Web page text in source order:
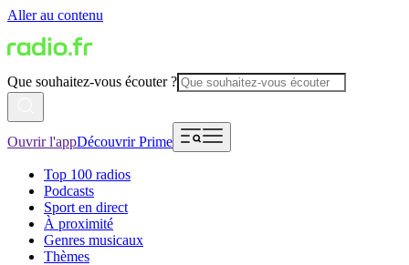
Aller au contenu
Que souhaitez-vous écouter ?
Ouvrir l'appDécouvrir Prime
Top 100 radios
Podcasts
Sport en direct
À proximité
Genres musicaux
Thèmes